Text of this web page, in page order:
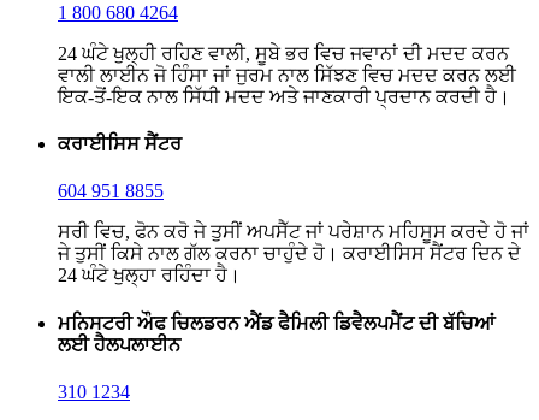
1 800 680 4264
24 ਘੰਟੇ ਖੁਲ੍ਹੀ ਰਹਿਣ ਵਾਲੀ, ਸੂਬੇ ਭਰ ਵਿਚ ਜਵਾਨਾਂ ਦੀ ਮਦਦ ਕਰਨ
ਵਾਲੀ ਲਾਈਨ ਜੋ ਹਿੰਸਾ ਜਾਂ ਜੁਰਮ ਨਾਲ ਸਿੱਝਣ ਵਿਚ ਮਦਦ ਕਰਨ ਲਈ
ਇਕ-ਤੋਂ-ਇਕ ਨਾਲ ਸਿੱਧੀ ਮਦਦ ਅਤੇ ਜਾਣਕਾਰੀ ਪ੍ਰਦਾਨ ਕਰਦੀ ਹੈ।
ਕਰਾਈਸਿਸ ਸੈਂਟਰ
604 951 8855
ਸਰੀ ਵਿਚ, ਫੋਨ ਕਰੋ ਜੇ ਤੁਸੀਂ ਅਪਸੈੱਟ ਜਾਂ ਪਰੇਸ਼ਾਨ ਮਹਿਸੂਸ ਕਰਦੇ ਹੋ ਜਾਂ
ਜੇ ਤੁਸੀਂ ਕਿਸੇ ਨਾਲ ਗੱਲ ਕਰਨਾ ਚਾਹੁੰਦੇ ਹੋ। ਕਰਾਈਸਿਸ ਸੈਂਟਰ ਦਿਨ ਦੇ
24 ਘੰਟੇ ਖੁਲ੍ਹਾ ਰਹਿੰਦਾ ਹੈ।
ਮਨਿਸਟਰੀ ਔਫ ਚਿਲਡਰਨ ਐਂਡ ਫੈਮਿਲੀ ਡਿਵੈਲਪਮੈਂਟ ਦੀ ਬੱਚਿਆਂ
ਲਈ ਹੈਲਪਲਾਈਨ
310 1234